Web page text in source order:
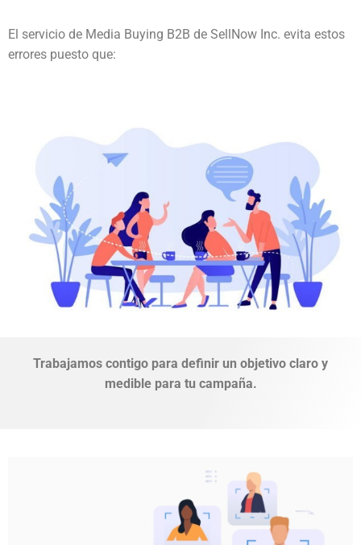
El servicio de Media Buying B2B de SellNow Inc. evita estos
errores puesto que:
Trabajamos contigo para definir un objetivo claro y
medible para tu campaña.